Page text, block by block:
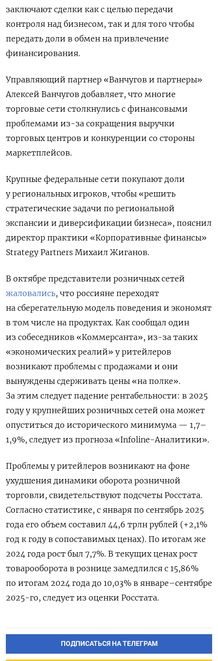
заключают сделки как с целью передачи
контроля над бизнесом, так и для того чтобы
передать доли в обмен на привлечение
финансирования.
Управляющий партнер «Ванчугов и партнеры»
Алексей Ванчугов добавляет, что многие
торговые сети столкнулись с финансовыми
проблемами из-за сокращения выручки
торговых центров и конкуренции со стороны
маркетплейсов.
Крупные федеральные сети покупают доли
у региональных игроков, чтобы «решить
стратегические задачи по региональной
экспансии и диверсификации бизнеса», пояснил
директор практики «Корпоративные финансы»
Strategy Partners Михаил Жиганов.
В октябре представители розничных сетей
жаловались, что россияне переходят
на сберегательную модель поведения и экономят
в том числе на продуктах. Как сообщал один
из собеседников «Коммерсанта», из-за таких
«экономических реалий» у ритейлеров
возникают проблемы с продажами и они
вынуждены сдерживать цены «на полке».
За этим следует падение рентабельности: в 2025
году у крупнейших розничных сетей она может
опуститься до исторического минимума — 1,7–
1,9%, следует из прогноза «Infoline-Аналитики».
Проблемы у ритейлеров возникают на фоне
ухудшения динамики оборота розничной
торговли, свидетельствуют подсчеты Росстата.
Согласно статистике, с января по сентябрь 2025
года его объем составил 44,6 трлн рублей (+2,1%
год к году в сопоставимых ценах). По итогам же
2024 года рост был 7,7%. В текущих ценах рост
товарооборота в рознице замедлился с 15,86%
по итогам 2024 года до 10,03% в январе–сентябре
2025-го, следует из оценки Росстата.
ПОДПИСАТЬСЯ НА ТЕЛЕГРАМ